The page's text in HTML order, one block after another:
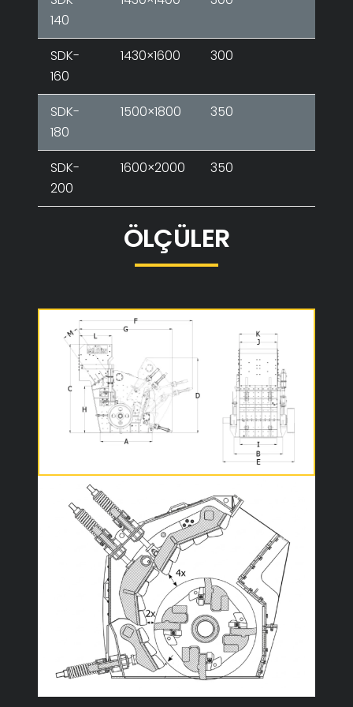
140
SDK-
160
1430×1600 300
SDK-
180
1500×1800 350
SDK-
200
1600×2000 350
ÖLÇÜLER